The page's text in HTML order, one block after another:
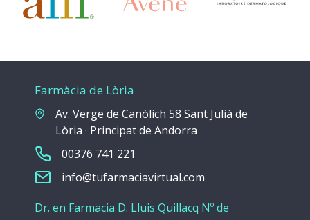
Farmàcia de Lòria
Av. Verge de Canòlich 58 Sant Julià de
Lòria · Principat de Andorra
00376 741 221
info@tufarmaciavirtual.com
Dr. en Farmacia D. Lluis Quillacq Nº de